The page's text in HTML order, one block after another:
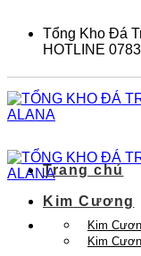
content
Tổng Kho Đá
HOTLINE
Trang chủ
Kim Cương
Kim
Kim